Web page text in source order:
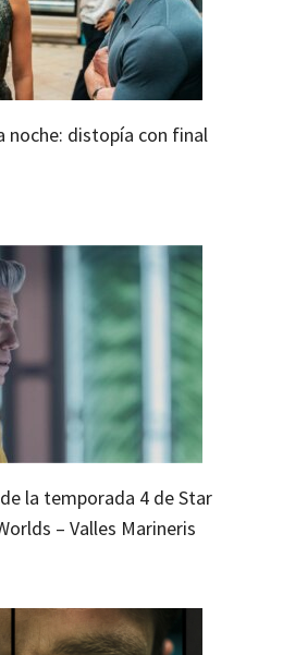
noche: distopía con final
la temporada 4 de Star
– Valles Marineris